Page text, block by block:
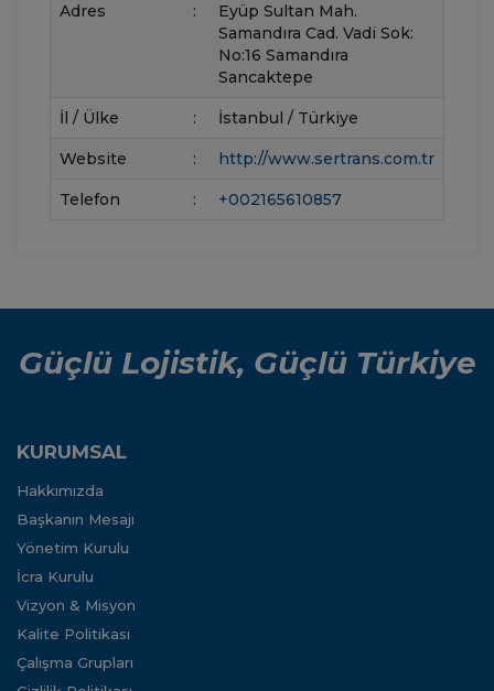
Adres :
Eyüp Sultan Mah.
Samandıra Cad. Vadi Sok:
No:16 Samandıra
Sancaktepe
İl / Ülke : İstanbul / Türkiye
Website : http://www.sertrans.com.tr
Telefon : +002165610857
Güçlü Lojistik, Güçlü Türkiye
KURUMSAL
Hakkımızda
Başkanın Mesajı
Yönetim Kurulu
İcra Kurulu
Vizyon & Misyon
Kalite Politikası
Çalışma Grupları